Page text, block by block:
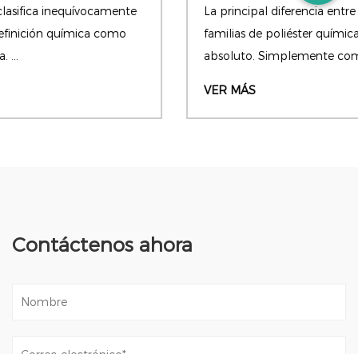
La principal diferencia entre PEF y PLA es que no son
familias de poliéster químicamente relacionadas en
absoluto. Simplemente compar...
Contáctenos ahora